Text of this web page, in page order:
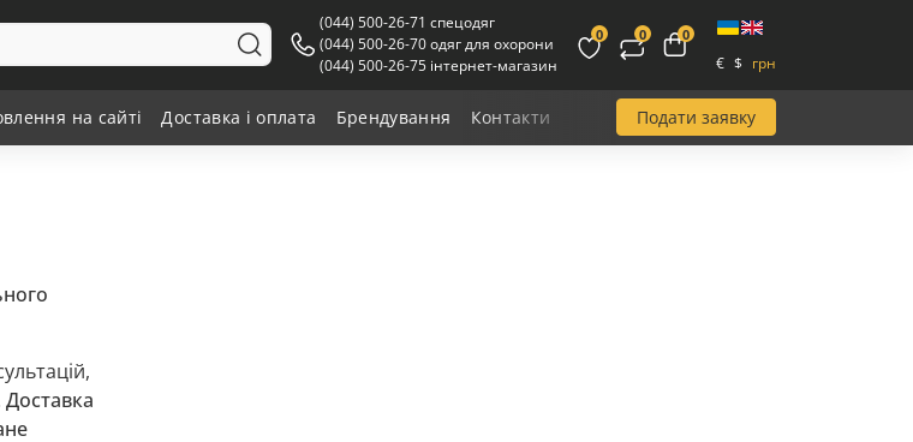
(044) 500-26-71 спецодяг
(044) 500-26-70 одяг для охорони
(044) 500-26-75 інтернет-магазин
0 0 0
€ $ грн
на сайті Доставка і оплата Брендування Контакти Подати заявку
Доставка